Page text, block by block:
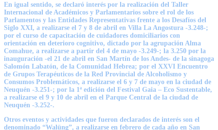
En igual sentido, se declaró interés por la realización del Taller
Internacional de Académicos y Parlamentarios sobre el rol de los
Parlamentos y las Entidades Representativas frente a los Desafíos del
Siglo XXI, a realizarse el 7 y 8 de abril en Villa La Angostura -3.248-;
por el curso de capacitación de cuidadores domiciliarios con
orientación en deterioro cognitivo, dictado por la agrupación Alma
Comahue, a realizarse a partir del 4 de mayo -3.249-; la 3.250 por la
inauguración -el 21 de abril en San Martín de los Andes- de la sinagoga
Salomón Labatón, de la Comunidad Hebrea; por el XXVI Encuentro
de Grupos Terapéuticos de la Red Provincial de Alcoholismo y
Consumos Problemáticos, a realizarse el 6 y 7 de mayo en la ciudad de
Neuquén -3.251-; por la 1ª edición del Festival Gaia – Eco Sustentable,
a realizarse el 9 y 10 de abril en el Parque Central de la ciudad de
Neuquén -3.252-.
Otros eventos y actividades que fueron declarados de interés son el
denominado “Walüng”, a realizarse en febrero de cada año en San